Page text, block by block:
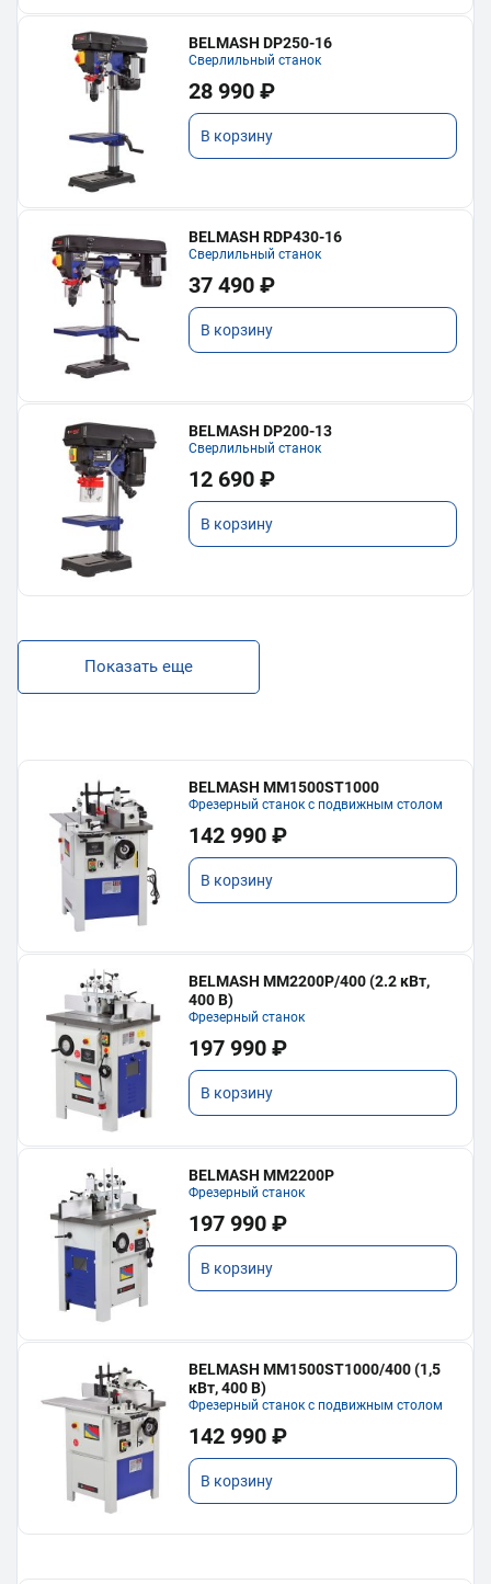
BELMASH DP250-16
Сверлильный станок
28 990 ₽
В корзину
BELMASH RDP430-16
Сверлильный станок
37 490 ₽
В корзину
BELMASH DP200-13
Сверлильный станок
12 690 ₽
В корзину
Показать еще
BELMASH MM1500ST1000
Фрезерный станок с подвижным столом
142 990 ₽
В корзину
BELMASH MM2200P/400 (2.2 кВт,
400 В)
Фрезерный станок
197 990 ₽
В корзину
BELMASH MM2200P
Фрезерный станок
197 990 ₽
В корзину
BELMASH MM1500ST1000/400 (1,5
кВт, 400 В)
Фрезерный станок с подвижным столом
142 990 ₽
В корзину